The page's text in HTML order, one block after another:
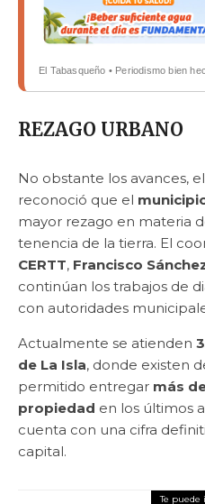
El Tabasqueño • Periodismo bien
REZAGO URBANO
No obstante los avances,
reconoció que el
mayor rezago en materia
tenencia de la tierra. El
CERTT, Francisco
continúan los trabajos de
con autoridades
Actualmente se atienden
de La Isla, donde existen
permitido entregar más
propiedad en los últimos
cuenta con una cifra
capital.